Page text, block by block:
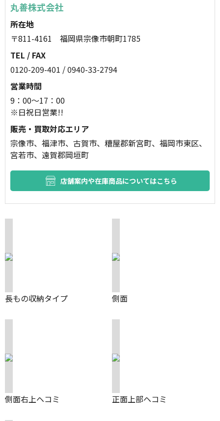
丸善株式会社
所在地
〒811-4161 福岡県宗像市朝町1785
TEL / FAX
0120-209-401 / 0940-33-2794
営業時間
9：00～17：00
※日祝日営業!!
販売・買取対応エリア
宗像市、福津市、古賀市、糟屋郡新宮町、福岡市東区、
宮若市、遠賀郡岡垣町
店舗案内や在庫商品についてはこちら
長もの収納タイプ 側面
側面右上ヘコミ 正面上部ヘコミ